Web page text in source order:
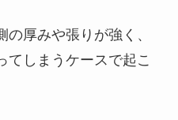
厚みや張りが強く、
てしまうケースで起こ